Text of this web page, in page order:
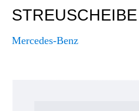
STREUSCHEIBE
Mercedes-Benz